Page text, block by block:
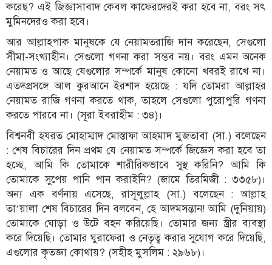
করেছ? এই জিজ্ঞাসাবাদ কেবল কাফেরদেরই করা হবে না, বরং সৎ
মুমিনদেরও করা হবে।
আর আল্লাহপাক মানুষকে যে নেয়ামতরাজি দান করেছেন, সেগুলো
সীমা-সংখ্যাহীন। সেগুলো গণনা করা সম্ভব নয়। বরং এমন অনেক
নেয়ামত ও আছে যেগুলোর সম্পর্কে মানুষ কোনো খবরই রাখে না।
এতদপ্রসঙ্গে আল কুরআনে ইরশাদ হয়েছে : যদি তোমরা আল্লাহর
নেয়ামত রাজি গণনা করতে থাক, তাহলে সেগুলো পুরোপুরি গণনা
করতে পারবে না। (সূরা ইবরাহীম : ৩৪)।
বিশ্বনবী হযরত মোহাম্মাদ মোস্তাফা আহমাদ মুজতাবা (সা.) বলেছেন
: শেষ বিচারের দিন প্রথম যে নেয়ামত সম্পর্কে জিজ্ঞেস করা হবে তা
হচ্ছে, আমি কি তোমাকে শারীরিকভাবে সুস্থ করিনি? আমি কি
তোমাকে সুপেয় পানি পান করাইনি? (জামে তিরমিজী : ৩৩৫৮)।
অন্য এক বর্ণনায় এসেছে, রাসূলুল্লাহ (সা.) বলেছেন : আল্লাহ
তা’য়ালা শেষ বিচারের দিন বলবেন, হে আদমসন্তান! আমি (দুনিয়ায়)
তোমাকে ঘোড়া ও উটে বহন করিয়েছি। তোমার জন্য স্ত্রীর ব্যবস্থা
করে দিয়েছি। তোমার ঘুরাফেরা ও নেতৃত্ব করার সুযোগ করে দিয়েছি,
এগুলোর কৃতজ্ঞা কোথায়? (সহীহ মুসলিম : ২৯৬৮)।